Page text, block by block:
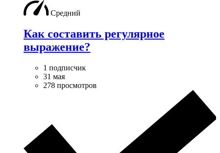
Средний
Как составить регулярное
выражение?
1 подписчик
31 мая
278 просмотров